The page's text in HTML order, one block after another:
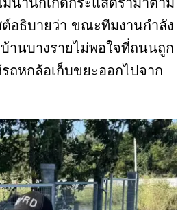
ต์อธิบายว่า ขณะทีมงานกำลัง
านบางรายไม่พอใจที่ถนนถูก
ถหกล้อเก็บขยะออกไปจาก